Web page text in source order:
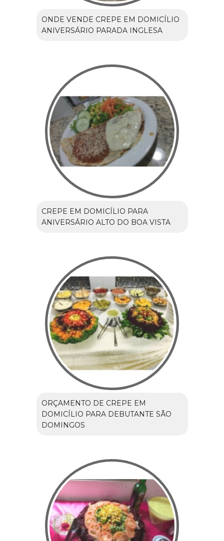
ONDE VENDE CREPE EM DOMICÍLIO
ANIVERSÁRIO PARADA INGLESA
CREPE EM DOMICÍLIO PARA
ANIVERSÁRIO ALTO DO BOA VISTA
ORÇAMENTO DE CREPE EM
DOMICÍLIO PARA DEBUTANTE SÃO
DOMINGOS